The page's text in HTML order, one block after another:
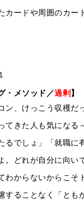
カードや周囲のカー
・メソッド／過剰 】
ン、けっこう収穫
てきた人も気になる
るでしょ」「就職に
。どれが自分に向い
わからないからこそ
することなく「とも